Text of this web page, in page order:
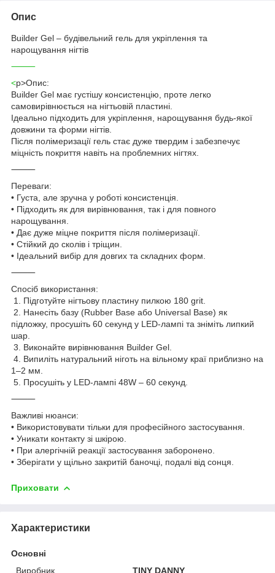
Опис
Builder Gel – будівельний гель для укріплення та
нарощування нігтів
⸻
<p>Опис:
Builder Gel має густішу консистенцію, проте легко
самовирівнюється на нігтьовій пластині.
Ідеально підходить для укріплення, нарощування будь-якої
довжини та форми нігтів.
Після полімеризації гель стає дуже твердим і забезпечує
міцність покриття навіть на проблемних нігтях.
⸻
Переваги:
• Густа, але зручна у роботі консистенція.
• Підходить як для вирівнювання, так і для повного
нарощування.
• Дає дуже міцне покриття після полімеризації.
• Стійкий до сколів і тріщин.
• Ідеальний вибір для довгих та складних форм.
⸻
Спосіб використання:
1. Підготуйте нігтьову пластину пилкою 180 grit.
2. Нанесіть базу (Rubber Base або Universal Base) як
підложку, просушіть 60 секунд у LED-лампі та зніміть липкий
шар.
3. Виконайте вирівнювання Builder Gel.
4. Випиліть натуральний ніготь на вільному краї приблизно на
1–2 мм.
5. Просушіть у LED-лампі 48W – 60 секунд.
⸻
Важливі нюанси:
• Використовувати тільки для професійного застосування.
• Уникати контакту зі шкірою.
• При алергічній реакції застосування заборонено.
• Зберігати у щільно закритій баночці, подалі від сонця.
Приховати
Характеристики
Основні
Виробник
TINY DANNY